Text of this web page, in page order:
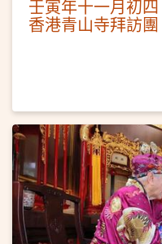
壬寅年十一月初四
香港青山寺拜訪團